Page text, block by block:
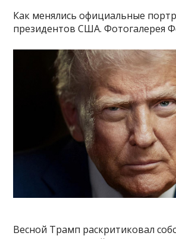
Как менялись официальные
президентов США. Фотогалерея
Весной Трамп раскритиковал